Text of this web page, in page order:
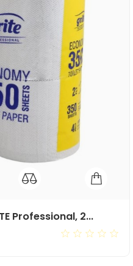
Professional, 2...